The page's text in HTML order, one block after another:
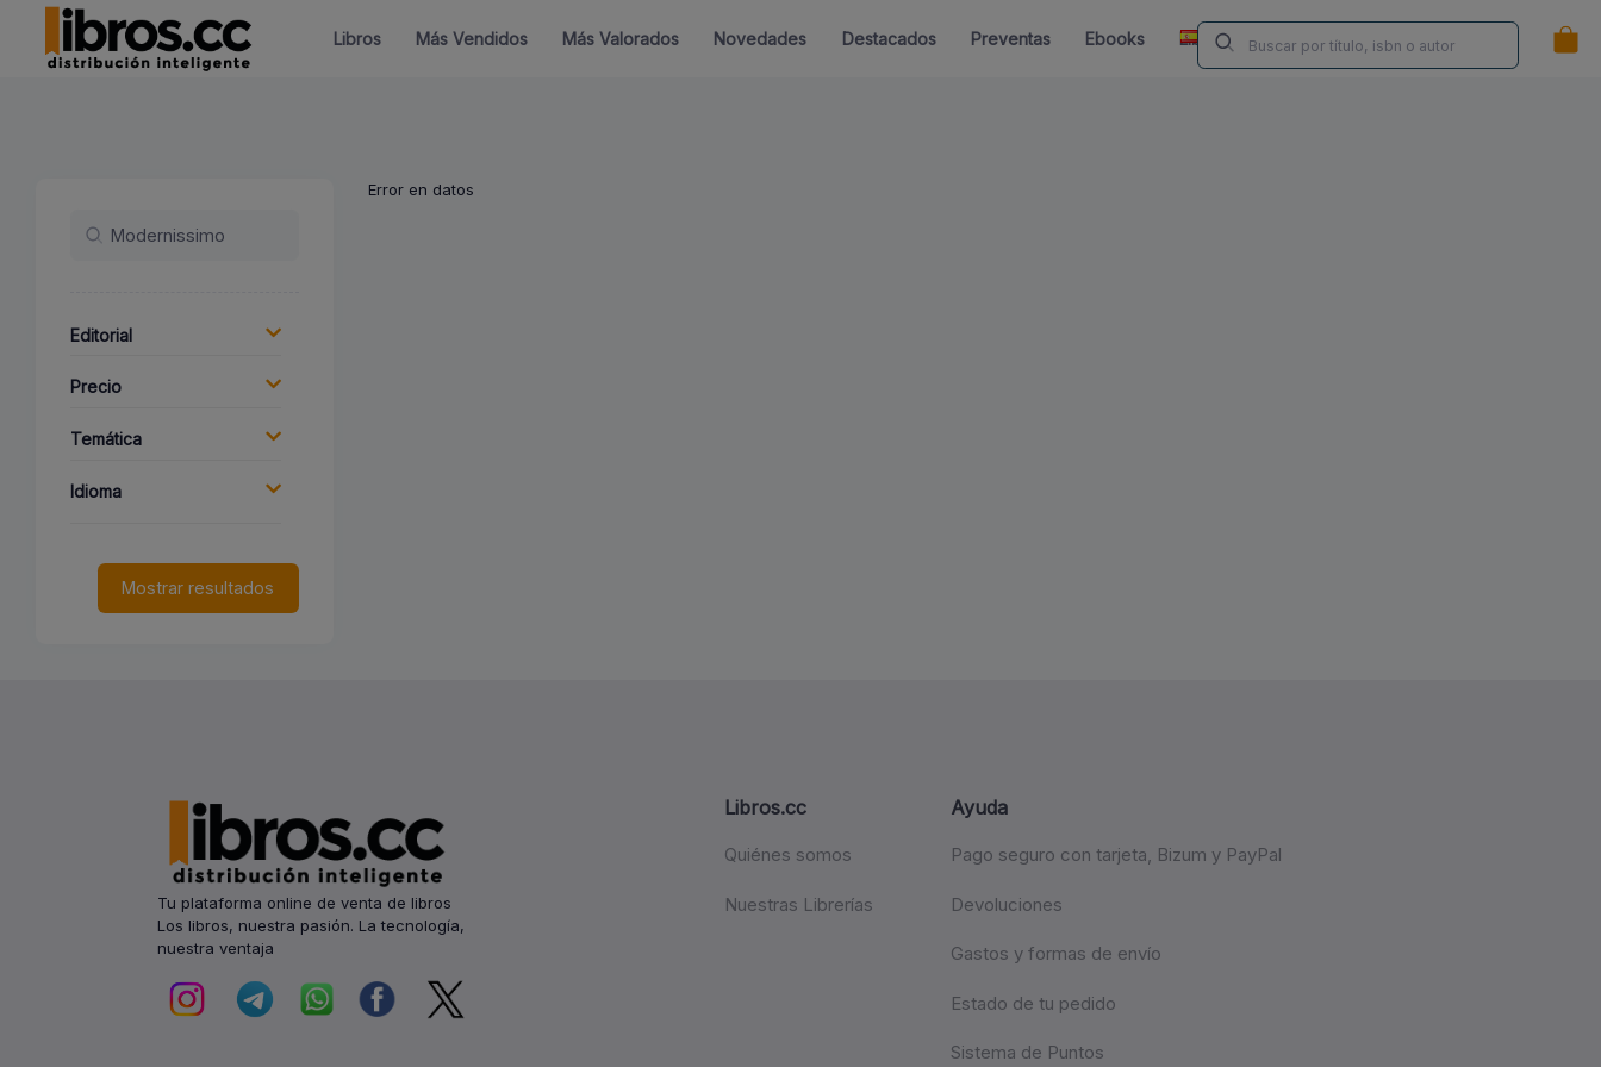
Libros Más Vendidos Más Valorados Novedades Destacados Preventas Ebooks Librerías Contacta ¿Eres Autor/a?
ES
Editorial
Precio
Temática
Idioma
Mostrar resultados
Error en datos
Tu plataforma online de venta de libros
Los libros, nuestra pasión. La tecnología,
nuestra ventaja
Libros.cc
Quiénes somos
Nuestras Librerías
Ayuda
Pago seguro con tarjeta, Bizum y PayPal
Devoluciones
Gastos y formas de envío
Estado de tu pedido
Sistema de Puntos